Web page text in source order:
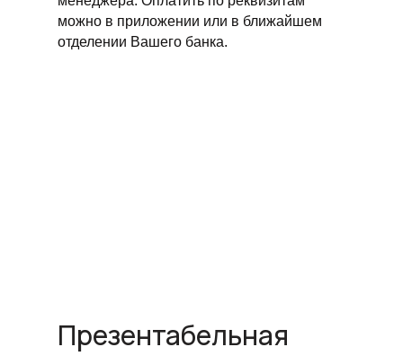
можно в приложении или в ближайшем
отделении Вашего банка.
Презентабельная